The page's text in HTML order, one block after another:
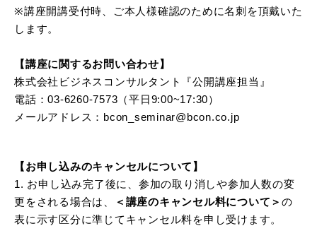
※講座開講受付時、ご本人様確認のために名刺を頂戴いた
します。
【講座に関するお問い合わせ】
株式会社ビジネスコンサルタント『公開講座担当』
電話：03-6260-7573 （平日9:00~17:30）
メールアドレス： bcon_seminar@bcon.co.jp
【お申し込みのキャンセルについて】
1. お申し込み完了後に、参加の取り消しや参加人数の変
更をされる場合は、
＜講座のキャンセル料について＞ の
表に示す区分に準じてキャンセル料を申し受けます。